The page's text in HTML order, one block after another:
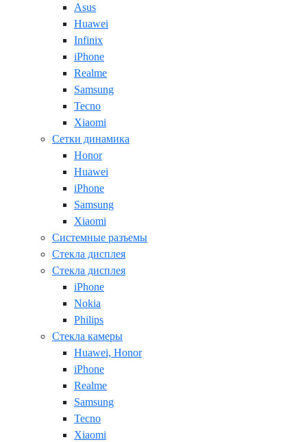
Asus
Huawei
Infinix
iPhone
Realme
Samsung
Tecno
Xiaomi
Сетки динамика
Honor
Huawei
iPhone
Samsung
Xiaomi
Системные разъемы
Стекла дисплея
Стекла дисплея
iPhone
Nokia
Philips
Стекла камеры
Huawei, Honor
iPhone
Realme
Samsung
Tecno
Xiaomi